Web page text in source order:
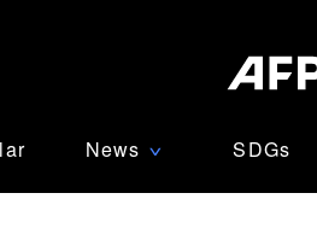
News ∨ SDGs